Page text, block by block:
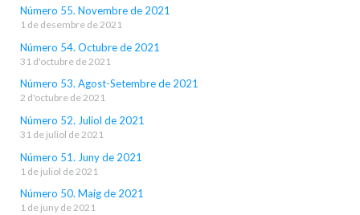
Número 55. Novembre de 2021
1 de desembre de 2021
Número 54. Octubre de 2021
31 d'octubre de 2021
Número 53. Agost-Setembre de 2021
2 d'octubre de 2021
Número 52. Juliol de 2021
31 de juliol de 2021
Número 51. Juny de 2021
1 de juliol de 2021
Número 50. Maig de 2021
1 de juny de 2021